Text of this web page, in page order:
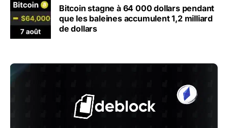
Bitcoin stagne à 64 000 dollars pendant
que les baleines accumulent 1,2 milliard
de dollars